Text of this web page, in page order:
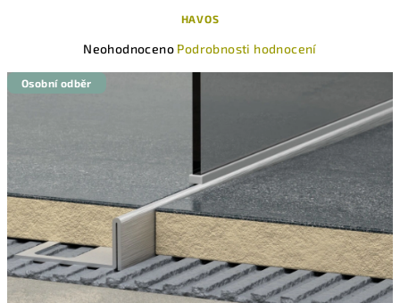
HAVOS
produktu
hvězdiček.
Neohodnoceno Podrobnosti hodnocení
Osobní odběr